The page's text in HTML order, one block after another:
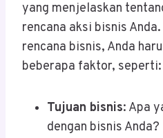
yang menjelaskan
rencana aksi bisnis
rencana bisnis, Anda
beberapa faktor, seperti:
Tujuan bisnis: Apa
dengan bisnis Anda?